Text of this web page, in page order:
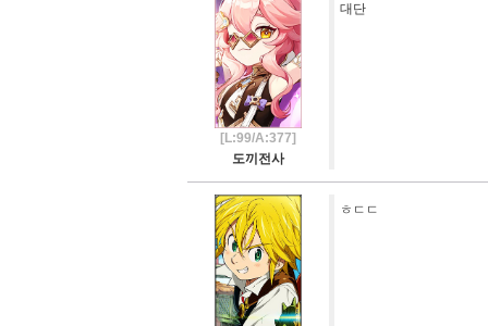
[L:99/A:377]
도끼전사
대단
ㅎㄷㄷ